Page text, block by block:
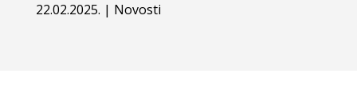
22.02.2025. | Novosti